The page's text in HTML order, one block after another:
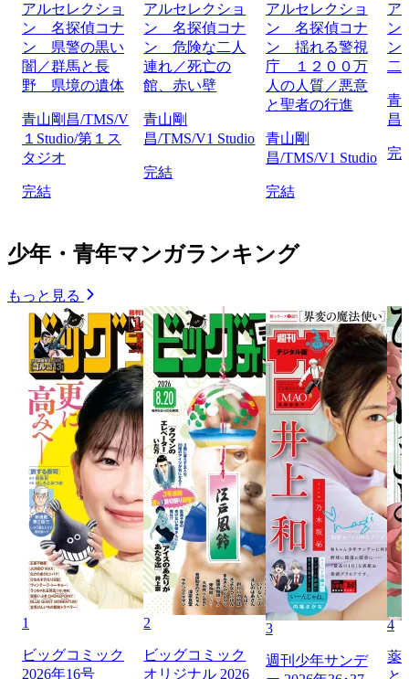
アルセレクショ
ン 名探偵コナ
ン 県警の黒い
闇／群馬と長
野 県境の遺体
青山剛昌/TMS/V
１Studio/第１ス
タジオ
完結
アルセレクショ
ン 名探偵コナ
ン 危険な二人
連れ／死亡の
館、赤い壁
青山剛
昌/TMS/V1 Studio
完結
アルセレクショ
ン 名探偵コナ
ン 揺れる警視
庁 １２００万
人の人質／悪意
と聖者の行進
青山剛
昌/TMS/V1 Studio
完結
ア
ン
ン
二
青
昌
完
少年・青年マンガランキング
もっと見る
1
ビッグコミック
2026年16号
2
ビッグコミック
オリジナル 2026
3
週刊少年サンデ
4
薬
と